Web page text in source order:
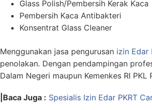
Glass Polish/Pembersih Kerak Kaca
Pembersih Kaca Antibakteri
Konsentrat Glass Cleaner
Menggunakan jasa pengurusan izin Edar
penolakan. Dengan pendampingan
Dalam Negeri maupun Kemenkes RI PKL
|Baca Juga : Spesialis Izin Edar PKRT